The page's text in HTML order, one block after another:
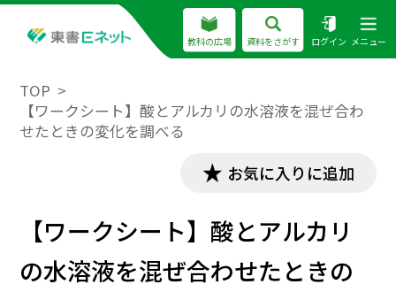
教科の広場 資料をさがす ログイン メニュー
TOP
【ワークシート】酸とアルカリの水溶液を混ぜ合わ
せたときの変化を調べる
お気に入りに追加
【ワークシート】酸とアルカリ
の水溶液を混ぜ合わせたときの